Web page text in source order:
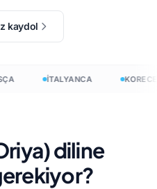
kaydol
İTALYANCA KORECE
diline